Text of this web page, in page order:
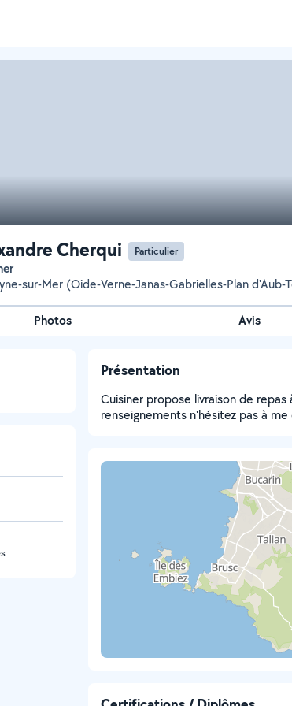
Cherqui Particulier
sur-Mer (Oide-Verne-Janas-Gabrielles-Plan d'Aub-
Photos Avis
Présentation
Cuisiner propose livraison de
renseignements n'hésitez pas à